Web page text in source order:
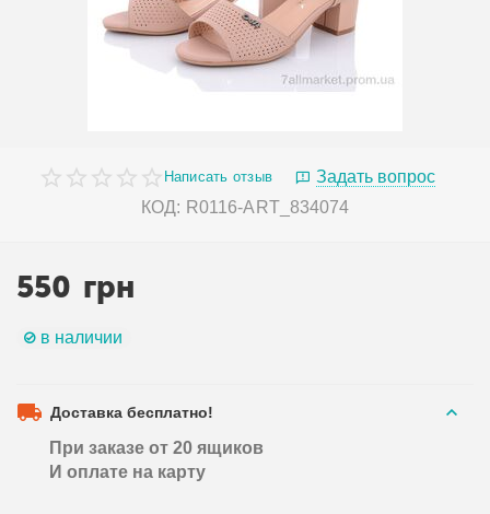
Написать отзыв
Задать вопрос
КОД: R0116-ART_834074
550 грн
в наличии
Доставка бесплатно!
При заказе от 20 ящиков
И оплате на карту